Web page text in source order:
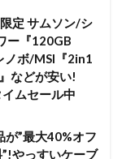
定 サムソン/シ
ー『120GB
ノボ/MSI『2in1
などが安い!
ムセール中
”最大40%オフ
やっすいケーブ